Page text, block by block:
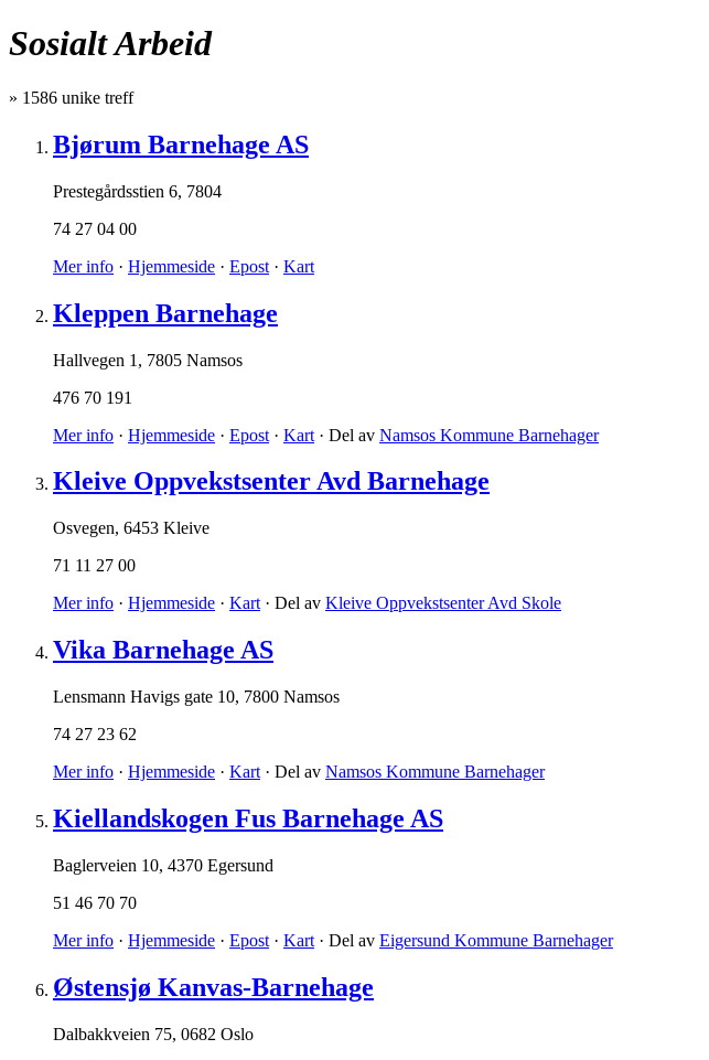
Sosialt Arbeid
» 1586 unike treff
Bjørum Barnehage AS
Prestegårdsstien 6, 7804
74 27 04 00
Mer info · Hjemmeside · Epost · Kart
Kleppen Barnehage
Hallvegen 1 , 7805 Namsos
476 70 191
Mer info · Hjemmeside · Epost · Kart · Del av Namsos Kommune Barnehager
Kleive Oppvekstsenter Avd Barnehage
Osvegen, 6453 Kleive
71 11 27 00
Mer info · Hjemmeside · Kart · Del av Kleive Oppvekstsenter Avd Skole
Vika Barnehage AS
Lensmann Havigs gate 10, 7800 Namsos
74 27 23 62
Mer info · Hjemmeside · Kart · Del av Namsos Kommune Barnehager
Kiellandskogen Fus Barnehage AS
Baglerveien 10, 4370 Egersund
51 46 70 70
Mer info · Hjemmeside · Epost · Kart · Del av Eigersund Kommune Barnehager
Østensjø Kanvas-Barnehage
Dalbakkveien 75, 0682 Oslo